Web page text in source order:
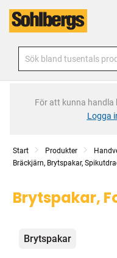
För att kunna handla
Logga
Start Produkter
Bräckjärn, Brytspakar,
Brytspakar,
Kategorier
Brytspakar